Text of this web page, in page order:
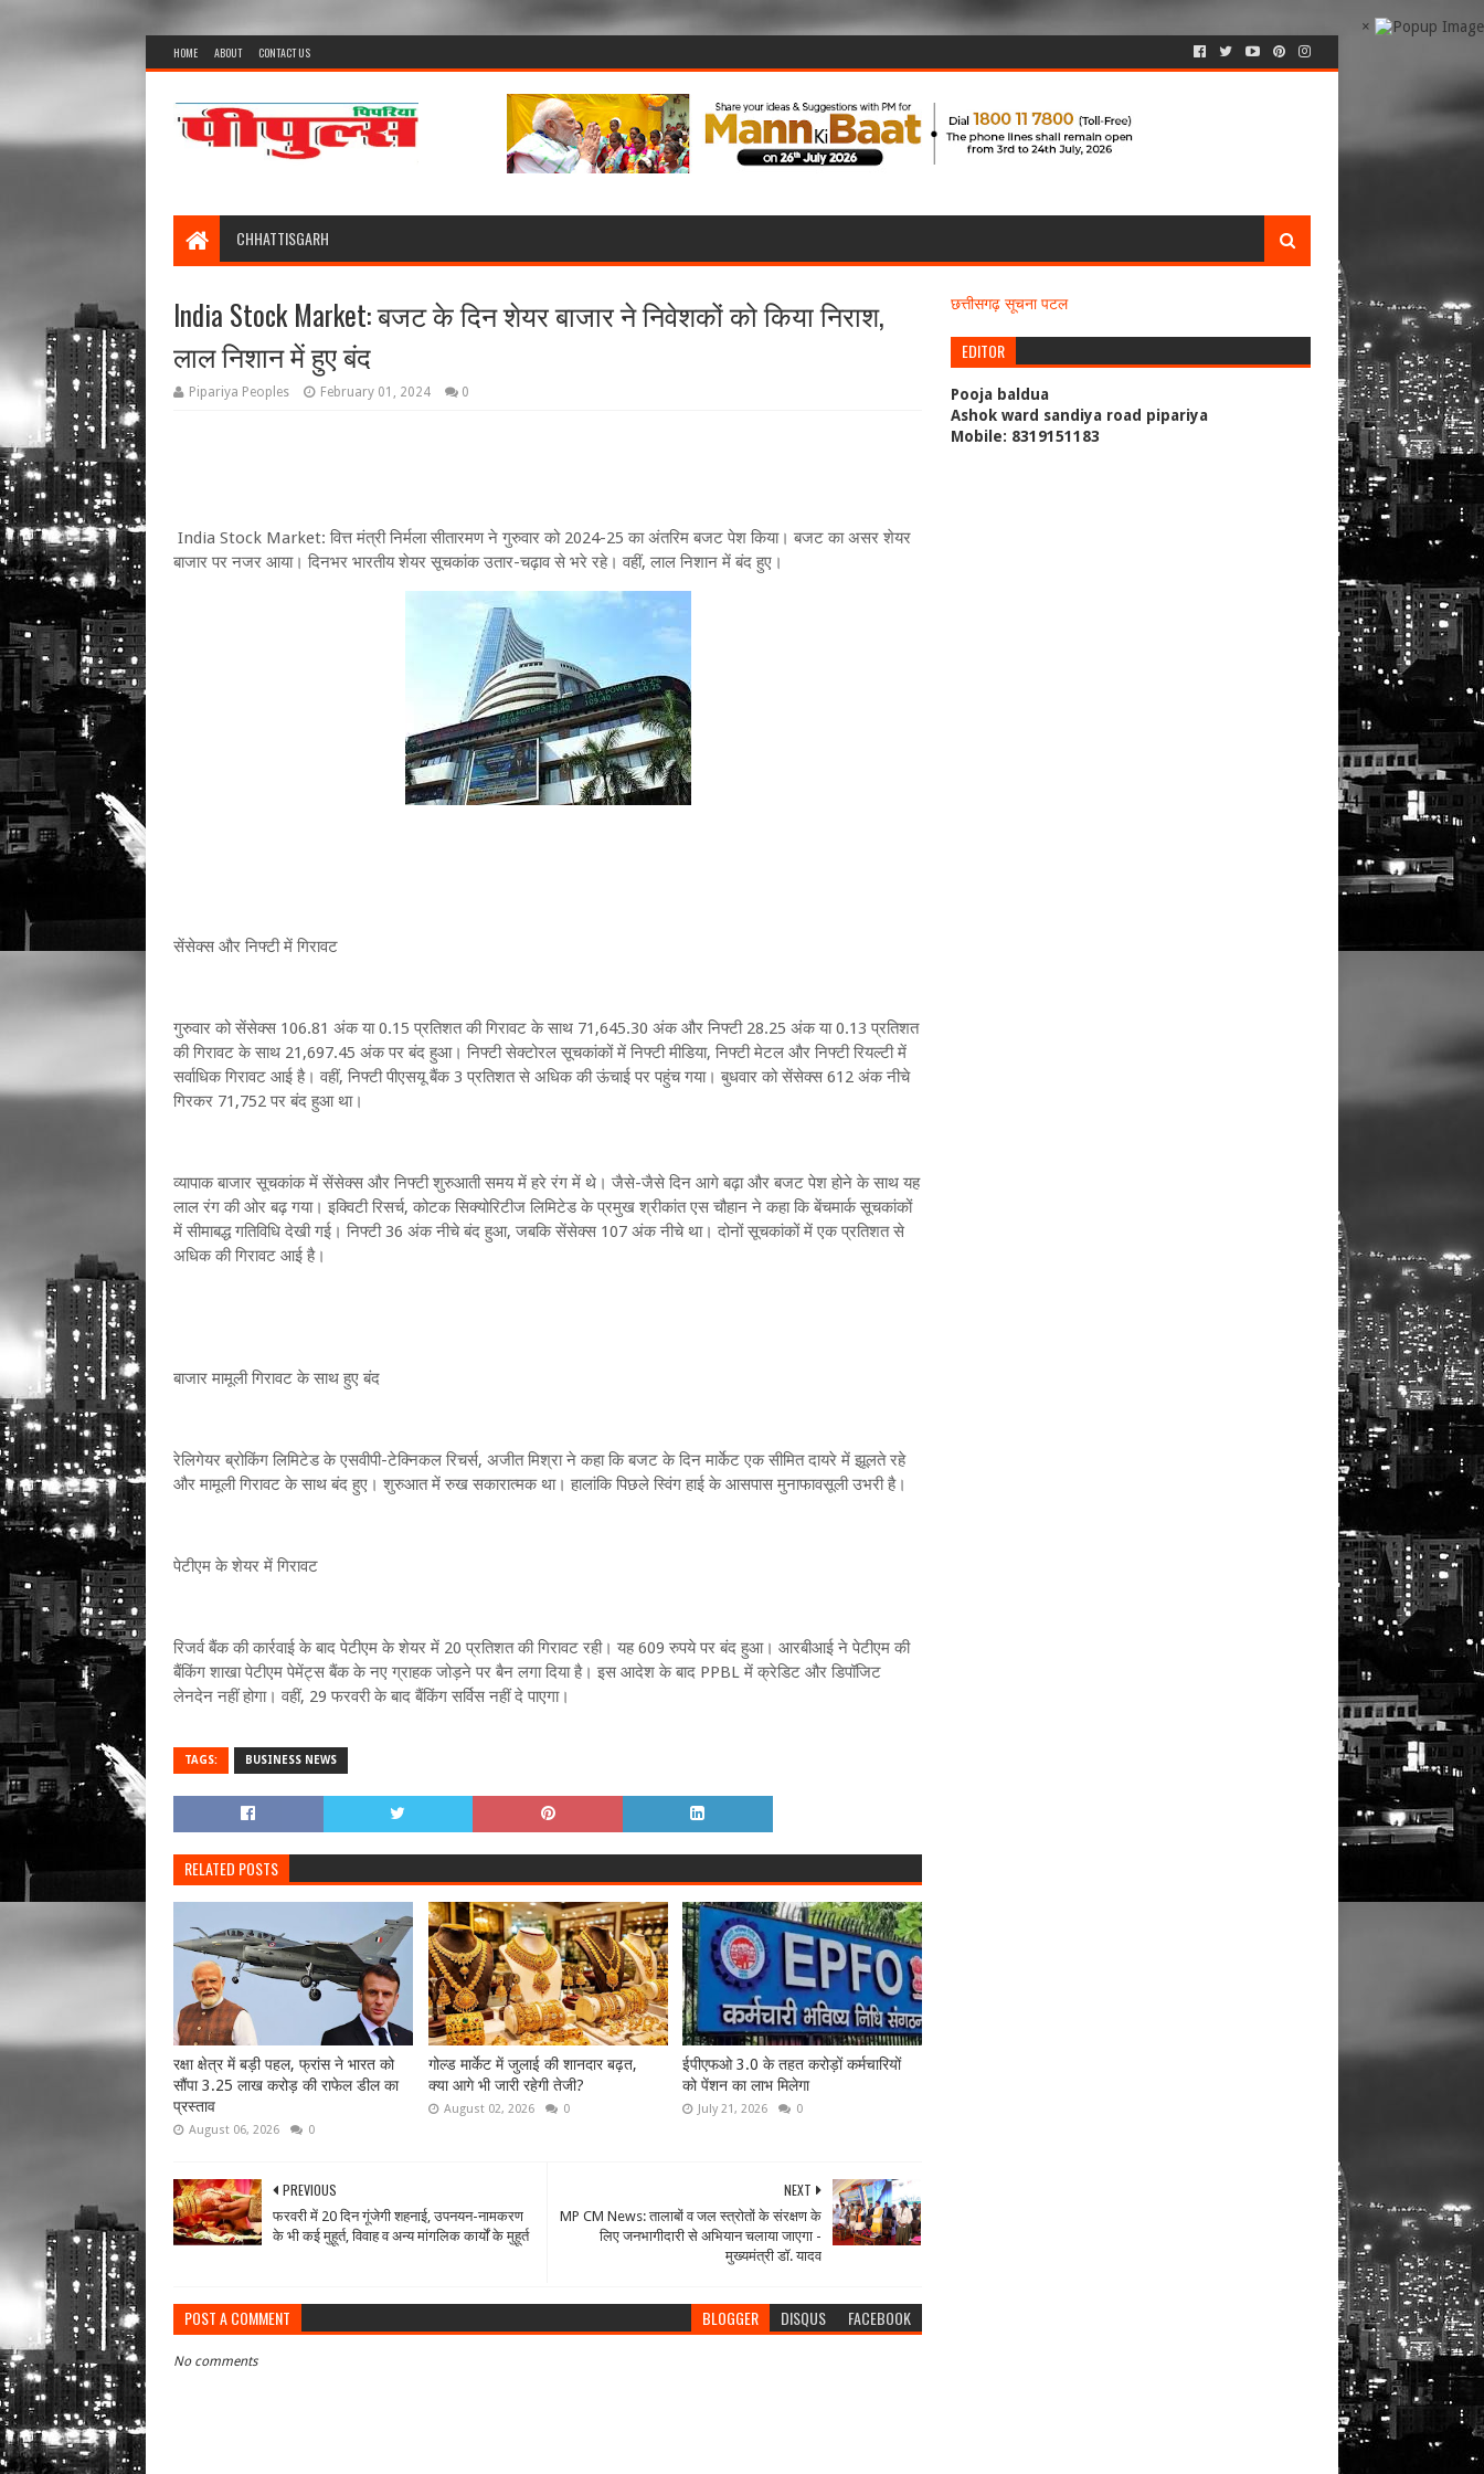
×
HOME ABOUT CONTACT US
CHHATTISGARH
India Stock Market: बजट के दिन शेयर बाजार ने निवेशकों को किया निराश,
लाल निशान में हुए बंद
Pipariya Peoples February 01, 2024 0
India Stock Market: वित्त मंत्री निर्मला सीतारमण ने गुरुवार को 2024-25 का अंतरिम बजट पेश किया। बजट का असर शेयर
बाजार पर नजर आया। दिनभर भारतीय शेयर सूचकांक उतार-चढ़ाव से भरे रहे। वहीं, लाल निशान में बंद हुए।
सेंसेक्स और निफ्टी में गिरावट
गुरुवार को सेंसेक्स 106.81 अंक या 0.15 प्रतिशत की गिरावट के साथ 71,645.30 अंक और निफ्टी 28.25 अंक या 0.13 प्रतिशत
की गिरावट के साथ 21,697.45 अंक पर बंद हुआ। निफ्टी सेक्टोरल सूचकांकों में निफ्टी मीडिया, निफ्टी मेटल और निफ्टी रियल्टी में
सर्वाधिक गिरावट आई है। वहीं, निफ्टी पीएसयू बैंक 3 प्रतिशत से अधिक की ऊंचाई पर पहुंच गया। बुधवार को सेंसेक्स 612 अंक नीचे
गिरकर 71,752 पर बंद हुआ था।
व्यापाक बाजार सूचकांक में सेंसेक्स और निफ्टी शुरुआती समय में हरे रंग में थे। जैसे-जैसे दिन आगे बढ़ा और बजट पेश होने के साथ यह
लाल रंग की ओर बढ़ गया। इक्विटी रिसर्च, कोटक सिक्योरिटीज लिमिटेड के प्रमुख श्रीकांत एस चौहान ने कहा कि बेंचमार्क सूचकांकों
में सीमाबद्ध गतिविधि देखी गई। निफ्टी 36 अंक नीचे बंद हुआ, जबकि सेंसेक्स 107 अंक नीचे था। दोनों सूचकांकों में एक प्रतिशत से
अधिक की गिरावट आई है।
बाजार मामूली गिरावट के साथ हुए बंद
रेलिगेयर ब्रोकिंग लिमिटेड के एसवीपी-टेक्निकल रिचर्स, अजीत मिश्रा ने कहा कि बजट के दिन मार्केट एक सीमित दायरे में झूलते रहे
और मामूली गिरावट के साथ बंद हुए। शुरुआत में रुख सकारात्मक था। हालांकि पिछले स्विंग हाई के आसपास मुनाफावसूली उभरी है।
पेटीएम के शेयर में गिरावट
रिजर्व बैंक की कार्रवाई के बाद पेटीएम के शेयर में 20 प्रतिशत की गिरावट रही। यह 609 रुपये पर बंद हुआ। आरबीआई ने पेटीएम की
बैंकिंग शाखा पेटीएम पेमेंट्स बैंक के नए ग्राहक जोड़ने पर बैन लगा दिया है। इस आदेश के बाद PPBL में क्रेडिट और डिपॉजिट
लेनदेन नहीं होगा। वहीं, 29 फरवरी के बाद बैंकिंग सर्विस नहीं दे पाएगा।
TAGS: BUSINESS NEWS
RELATED POSTS
रक्षा क्षेत्र में बड़ी पहल, फ्रांस ने भारत को
सौंपा 3.25 लाख करोड़ की राफेल डील का
प्रस्ताव
August 06, 2026 0
गोल्ड मार्केट में जुलाई की शानदार बढ़त,
क्या आगे भी जारी रहेगी तेजी?
August 02, 2026 0
ईपीएफओ 3.0 के तहत करोड़ों कर्मचारियों
को पेंशन का लाभ मिलेगा
July 21, 2026 0
NEXT
MP CM News: तालाबों व जल स्त्रोतों के संरक्षण के
लिए जनभागीदारी से अभियान चलाया जाएगा -
मुख्यमंत्री डॉ. यादव
PREVIOUS
फरवरी में 20 दिन गूंजेगी शहनाई, उपनयन-नामकरण
के भी कई मुहूर्त, विवाह व अन्य मांगलिक कार्यों के मुहूर्त
POST A COMMENT BLOGGER DISQUS FACEBOOK
No comments
छत्तीसगढ़ सूचना पटल
EDITOR
Pooja baldua
Ashok ward sandiya road pipariya
Mobile: 8319151183